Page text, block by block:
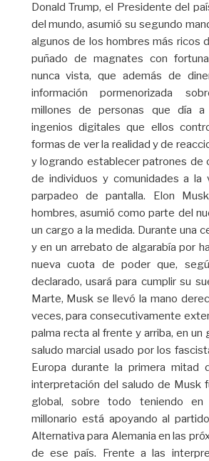
Donald Trump, el Presidente del
del mundo, asumió su segundo
algunos de los hombres más ricos
puñado de magnates con
nunca vista, que además de
información pormenorizada
millones de personas que día
ingenios digitales que ellos
formas de ver la realidad y de
y logrando establecer patrones de
de individuos y comunidades a la
parpadeo de pantalla. Elon
hombres, asumió como parte del
un cargo a la medida. Durante una
y en un arrebato de algarabía por
nueva cuota de poder que,
declarado, usará para cumplir su
Marte, Musk se llevó la mano
veces, para consecutivamente
palma recta al frente y arriba, en un
saludo marcial usado por los
Europa durante la primera mitad
interpretación del saludo de Musk
global, sobre todo teniendo
millonario está apoyando al
Alternativa para Alemania en las
de ese país. Frente a las